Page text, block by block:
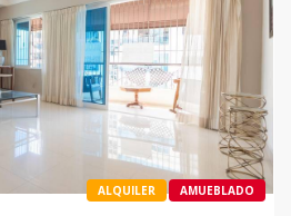
ALQUILER AMUEBLADO